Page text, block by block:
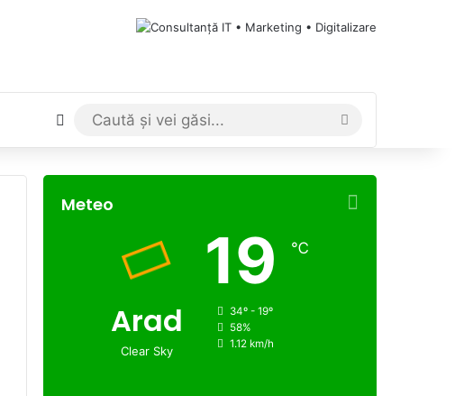
Switch skin
Caută
și
Meteo
Arad
Clear Sky
19 ℃
34º - 19º
58%
1.12 km/h